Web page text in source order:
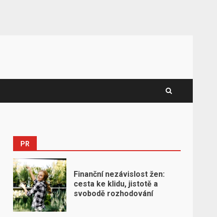
PR
Finanční nezávislost žen:
cesta ke klidu, jistotě a
svobodě rozhodování